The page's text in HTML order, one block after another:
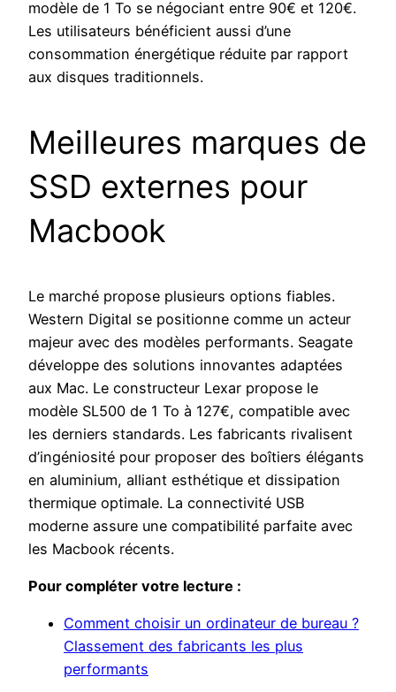
modèle de 1 To se négociant entre 90€ et 120€.
Les utilisateurs bénéficient aussi d’une
consommation énergétique réduite par rapport
aux disques traditionnels.
Meilleures marques de
SSD externes pour
Macbook
Le marché propose plusieurs options fiables.
Western Digital se positionne comme un acteur
majeur avec des modèles performants. Seagate
développe des solutions innovantes adaptées
aux Mac. Le constructeur Lexar propose le
modèle SL500 de 1 To à 127€, compatible avec
les derniers standards. Les fabricants rivalisent
d’ingéniosité pour proposer des boîtiers élégants
en aluminium, alliant esthétique et dissipation
thermique optimale. La connectivité USB
moderne assure une compatibilité parfaite avec
les Macbook récents.
Pour compléter votre lecture :
Comment choisir un ordinateur de bureau ?
Classement des fabricants les plus
performants